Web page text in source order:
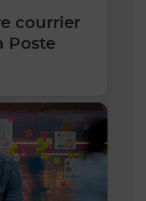
courrier
Poste